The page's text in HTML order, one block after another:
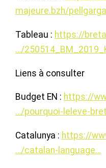
majeure.bzh/
Tableau : https://
…/
Liens à consulter
Budget EN : https://
…/pourquoi-leleve-
Catalunya : https://
…/catalan-language…